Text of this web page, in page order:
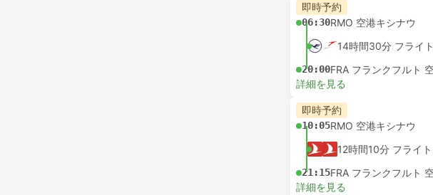
即時予約
06:30RMO 空港キシナウ
14時間30分 フライ
20:00FRA フランクフルト
詳細を見る
即時予約
10:05RMO 空港キシナウ
12時間10分 フライ
21:15FRA フランクフルト
詳細を見る